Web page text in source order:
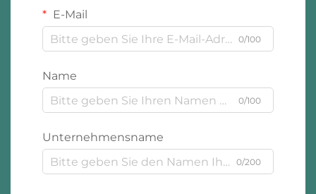
E-Mail
0/100
Name
0/100
Unternehmensname
0/200